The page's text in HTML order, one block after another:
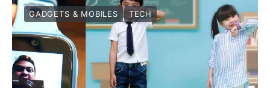
GADGETS & MOBILES TECH